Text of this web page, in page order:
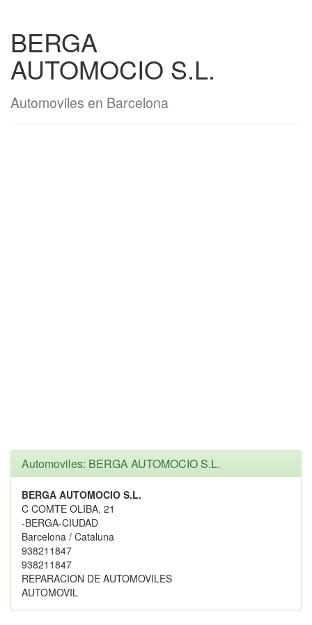
BERGA
AUTOMOCIO S.L.
Automoviles en Barcelona
Automoviles: BERGA AUTOMOCIO S.L.
BERGA AUTOMOCIO S.L.
C COMTE OLIBA, 21
-BERGA-CIUDAD
Barcelona / Cataluna
938211847
938211847
REPARACION DE AUTOMOVILES
AUTOMOVIL